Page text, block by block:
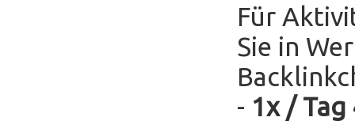
Für
Sie in
- 1x /